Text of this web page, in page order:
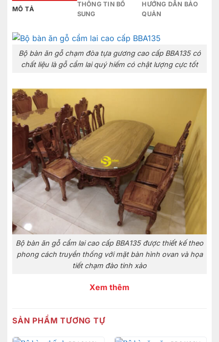
MÔ TẢ
THÔNG TIN BỔ
SUNG
HƯỚNG DẪN BẢO
QUẢN
Bộ bàn ăn gỗ chạm đòa tựa gương cao cấp BBA135 có
chất liệu là gỗ cẩm lai quý hiếm có chật lượng cực tốt
Bộ bàn ăn gỗ cẩm lai cao cấp BBA135 được thiết kế theo
phong cách truyền thống với mặt bàn hình ovan và họa
tiết chạm đào tinh xảo
Xem thêm
SẢN PHẨM TƯƠNG TỰ